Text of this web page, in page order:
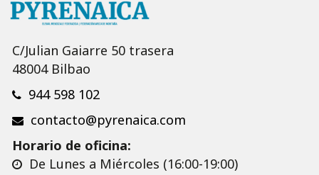
C/Julian Gaiarre 50 trasera
48004 Bilbao
944 598 102
contacto@pyrenaica.com
Horario de oficina:
De Lunes a Miércoles (16:00-19:00)